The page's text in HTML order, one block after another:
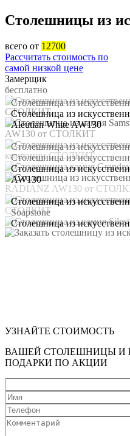
Столешницы из
всего от 12700
Рассчитать стоимость по
самой низкой цене
Замерщик
бесплатно
Столешница из
Столешница из
Aleutian White AW130
Столешница из
Столешница из
Столешница из
AW130
Столешница из
Столешница из
Soapstone
Столешница из
УЗНАЙТЕ СТОИМОСТЬ
ВАШЕЙ СТОЛЕШНИЦЫ И
ПОДАРКИ ПО АКЦИИ